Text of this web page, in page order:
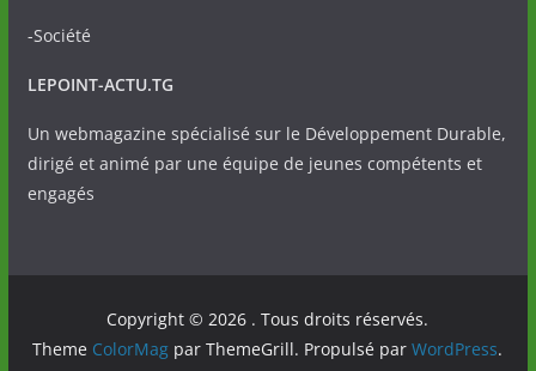
-Société
LEPOINT-ACTU.TG
Un webmagazine spécialisé sur le Développement Durable,
dirigé et animé par une équipe de jeunes compétents et
engagés
Copyright © 2026 . Tous droits réservés.
Theme ColorMag par ThemeGrill. Propulsé parWordPress.